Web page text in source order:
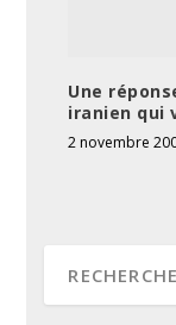
Une
iranien qui
2 novembre